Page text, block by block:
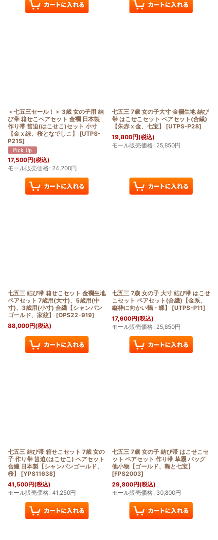
＜七五三セール！＞ 3歳 女の子用 結
び帯 箱せこペアセット 金襴 日本製
作り帯 筥迫(はこせこ)セット 小寸
【金ｘ緑、桜となでしこ】
[UTPS-
P21S]
17,500円(税込)
モール販売価格: 24,200円
七五三 7歳 女の子大寸 金襴生地 結び
帯 はこせこセット ペアセット(合繊)
【朱赤ｘ金、七宝】
[UTPS-P28]
19,800円(税込)
モール販売価格: 25,850円
七五三 結び帯 箱せこセット 金襴生地
ペアセット 7歳用(大寸)、5歳用(中
寸)、3歳用(小寸) 合繊【シャンパン
ゴールド、家紋】
[OPS22-919]
88,000円(税込)
七五三 7歳 女の子 大寸 結び帯 はこせ
こセット ペアセット(合繊)【金系、
縦枠に向かい鶴・蝶】
[UTPS-P11]
17,600円(税込)
モール販売価格: 25,850円
七五三 結び帯 箱せこセット 7歳 女の
子 作り帯 筥迫(はこせこ) ペアセット
合繊 日本製【シャンパンゴールド、
桜】
[YPS11638]
41,500円(税込)
モール販売価格: 41,250円
七五三 7歳 女の子 結び帯 はこせこセ
ット ペアセット 作り帯 草履 バッグ
他小物【ゴールド、鞠と七宝】
[FPS2003]
29,800円(税込)
モール販売価格: 30,800円